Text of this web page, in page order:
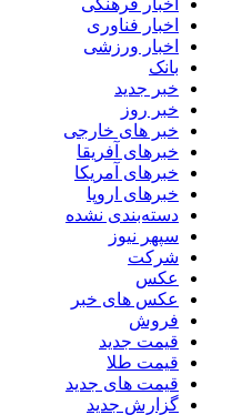
اخبار فناوری
اخبار ورزشی
بانک
خبر جدید
خبر روز
خبر های خارجی
خبرهای آفریقا
خبرهای آمریکا
خبرهای اروپا
دسته‌بندی نشده
سپهر نیوز
شرکت
عکس
عکس های خبر
فروش
قیمت جدید
قیمت طلا
قیمت های جدید
گزارش جدید